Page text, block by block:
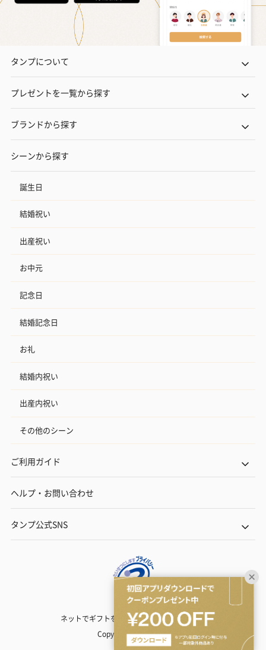
タンプについて
プレゼントを一覧から探す
ブランドから探す
シーンから探す
誕生日
結婚祝い
出産祝い
お中元
記念日
結婚記念日
お礼
結婚内祝い
出産内祝い
その他のシーン
ご利用ガイド
ヘルプ・お問い合わせ
タンプ公式SNS
ネットでギフトを贈るなら | TANP（タンプ）
Copyright© TANP Inc.